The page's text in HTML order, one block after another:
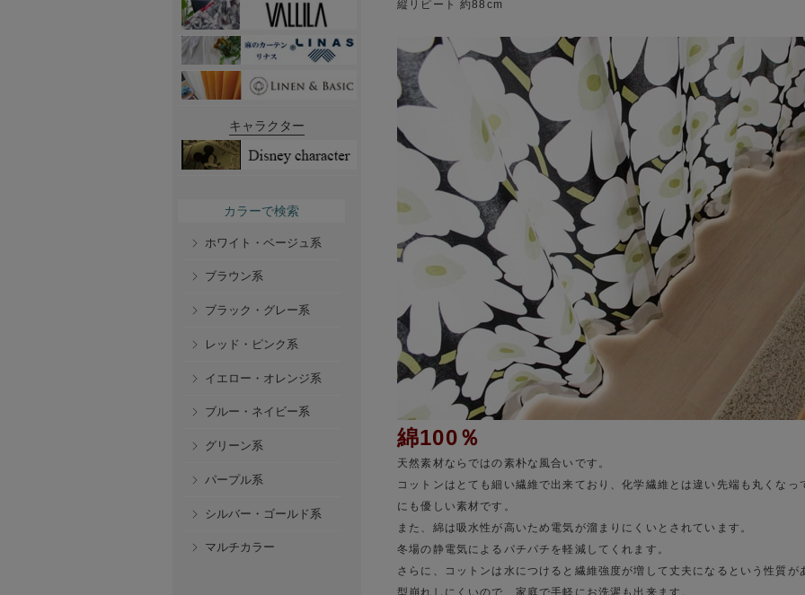
縦リピート 約88cm
綿100％
天然素材ならではの素朴な風合いです。
コットンはとても細い繊維で出来ており、化学繊維とは違い先端も丸くな
にも優しい素材です。
また、綿は吸水性が高いため電気が溜まりにくいとされています。
冬場の静電気によるパチパチを軽減してくれます。
さらに、コットンは水につけると繊維強度が増して丈夫になるという性質が
型崩れしにくいので、家庭で手軽にお洗濯も出来ます。
キャラクター
カラーで検索
ホワイト・ベージュ系
ブラウン系
ブラック・グレー系
レッド・ピンク系
イエロー・オレンジ系
ブルー・ネイビー系
グリーン系
パープル系
シルバー・ゴールド系
マルチカラー